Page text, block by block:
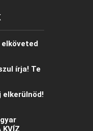
írja! Te
elkerülnöd!
KVÍZ